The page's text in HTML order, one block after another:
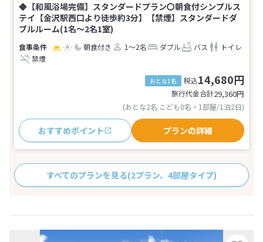
◆【和風浴場完備】スタンダードプラン〇朝食付シンプルス
テイ【金沢駅西口より徒歩約3分】【禁煙】スタンダードダ
ブルルーム(1名～2名1室)
朝食付き 1～2名 ダブル バス
トイレ
禁煙
おとな1名 税込14,680円
旅行代金合計29,360円
(おとな2名 こども0名・1部屋/1泊2日)
おすすめポイント プランの詳細
すべてのプランを見る(2プラン、4部屋タイプ)